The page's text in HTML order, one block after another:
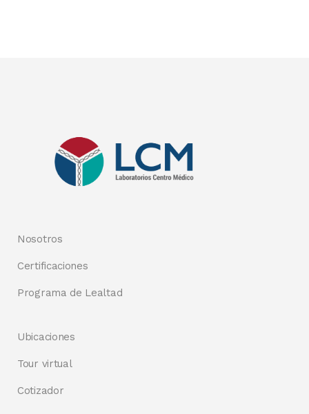
Nosotros
Certificaciones
Programa de Lealtad
Ubicaciones
Tour virtual
Cotizador